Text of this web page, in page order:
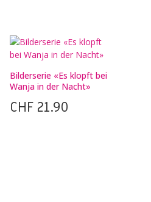
Bilderserie «Es klopft bei
Wanja in der Nacht»
CHF 21.90